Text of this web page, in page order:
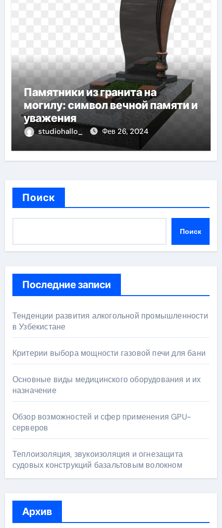
Памятники из гранита на
могилу: символ вечной памяти и
уважения
studiohallo_ Фев 26, 2024
Поиск
Поиск
Последние записи
Тенденции развития алкогольной промышленности
в Узбекистане
Критерии выбора мощности газовой печи для бани
Основные виды медицинского оборудования и их
назначение
Обзор возможностей и сфер применения GPU-
серверов
Теплоизоляция, звукоизоляция и огнезащита
судовых конструкций базальтовым волокном
Архив